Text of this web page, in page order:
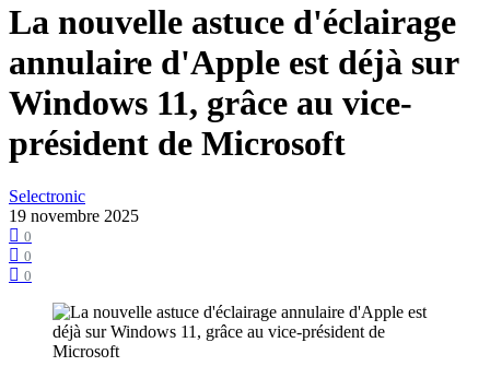
La nouvelle astuce d'éclairage
annulaire d'Apple est déjà sur
Windows 11, grâce au vice-
président de Microsoft
Selectronic
19 novembre 2025
0
0
0